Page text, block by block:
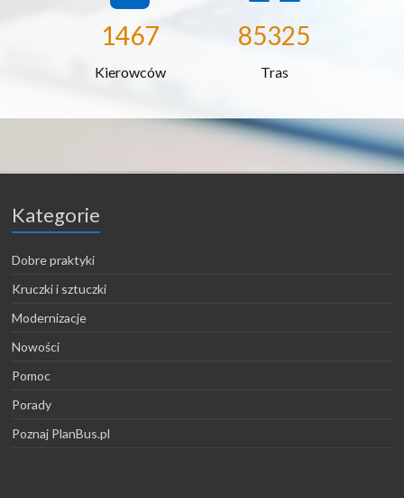
1467
Kierowców
85325
Tras
Kategorie
Dobre praktyki
Kruczki i sztuczki
Modernizacje
Nowości
Pomoc
Porady
Poznaj PlanBus.pl